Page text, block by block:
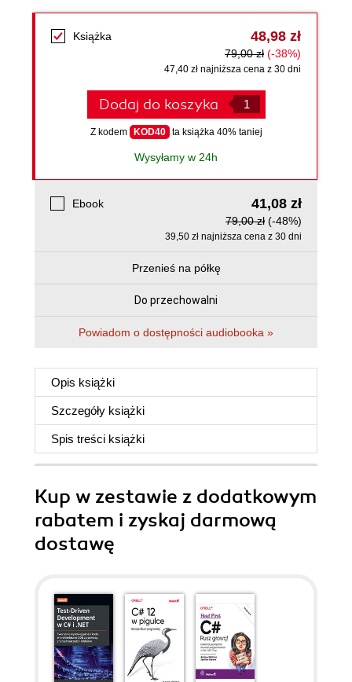
Książka 48,98 zł
79,00 zł (-38%)
47,40 zł najniższa cena z 30 dni
Dodaj do koszyka
Z kodem KOD40 ta książka 40% taniej
Wysyłamy w 24h
Ebook 41,08 zł
79,00 zł (-48%)
39,50 zł najniższa cena z 30 dni
Przenieś na półkę
Do przechowalni
Powiadom o dostępności audiobooka »
Opis książki
Szczegóły książki
Spis treści książki
Kup w zestawie z dodatkowym
rabatem i zyskaj darmową
dostawę